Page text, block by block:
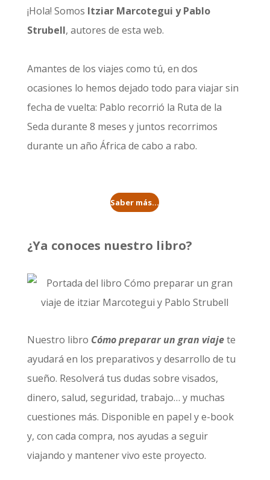
¡Hola! Somos Itziar Marcotegui y Pablo
Strubell, autores de esta web.
Amantes de los viajes como tú, en dos
ocasiones lo hemos dejado todo para viajar sin
fecha de vuelta: Pablo recorrió la Ruta de la
Seda durante 8 meses y juntos recorrimos
durante un año África de cabo a rabo.
Saber más...
¿Ya conoces nuestro libro?
Nuestro libro Cómo preparar un gran viajete
ayudará en los preparativos y desarrollo de tu
sueño. Resolverá tus dudas sobre visados,
dinero, salud, seguridad, trabajo… y muchas
cuestiones más. Disponible en papel y e-book
y, con cada compra, nos ayudas a seguir
viajando y mantener vivo este proyecto.